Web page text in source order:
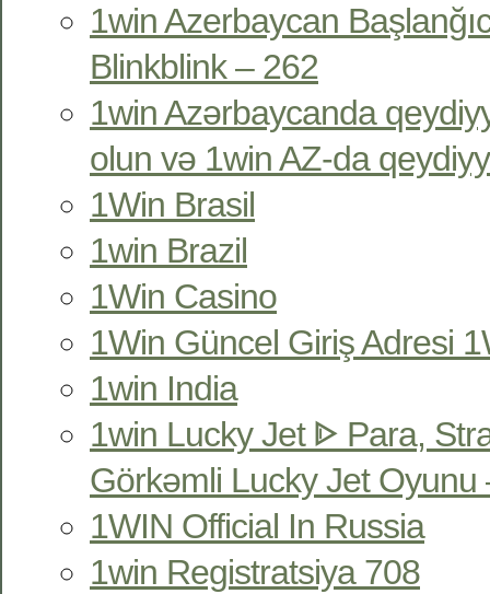
1win Azerbaycan
Blinkblink – 262
1win Azərbaycanda
olun və 1win AZ-da
1Win Brasil
1win Brazil
1Win Casino
1Win Güncel Giriş Adresi
1win India
1win Lucky Jet ᐈ Para,
Görkəmli Lucky Jet Oyunu
1WIN Official In Russia
1win Registratsiya 708